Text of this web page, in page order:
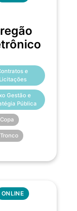
e
Licitações
Gestão e
Pública
ONLINE